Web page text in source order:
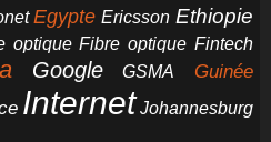
Egypte Ericsson Ethiopie
optique Fibre optique Fintech
Google GSMA Guinée
Internet Johannesburg